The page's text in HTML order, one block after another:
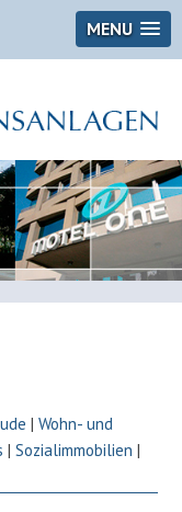
MENU
|Wohn- und
|Sozialimmobilien |